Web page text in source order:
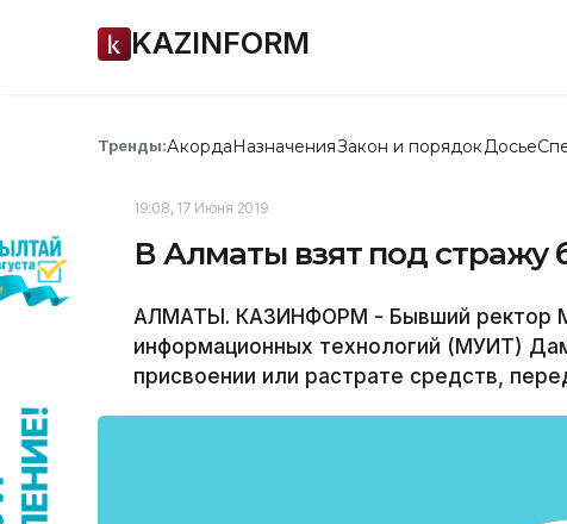
KAZINFORM
Тренды:АкордаНазначенияЗакон и порядок Досье
19:08, 17 Июня 2019
В Алматы взят под
АЛМАТЫ. КАЗИНФОРМ - Бывший ректор
информационных технологий (МУИТ)
присвоении или растрате средств,